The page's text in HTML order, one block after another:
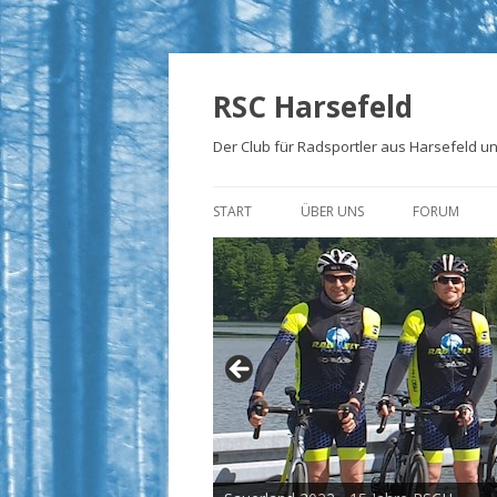
RSC Harsefeld
Der Club für Radsportler aus Harsefeld
START ÜBER UNS
ÜBER UNS
UNSERE STRECKEN
FOTOALBEN
PRESSE
TRIKOTS
IMPRESSUM
FORUM